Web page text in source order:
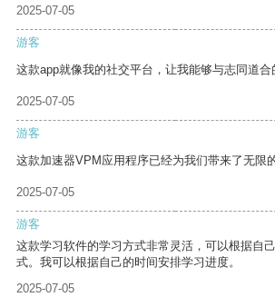
2025-07-05
游客
这款app就像我的社交平台，让我能够与志同道合
2025-07-05
游客
这款加速器VPM应用程序已经为我们带来了无限
2025-07-05
游客
这款学习软件的学习方式非常灵活，可以根据自
式。我可以根据自己的时间安排学习进度。
2025-07-05